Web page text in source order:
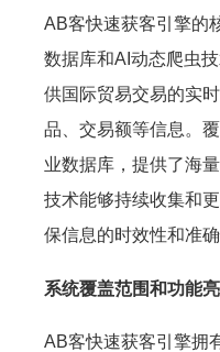
AB客快速获客引擎的
数据库和AI动态爬虫
供国际贸易交易的实
品、交易额等信息。
业数据库，提供了海
技术能够持续收集和
保信息的时效性和准确
系统覆盖范围和功能
AB客快速获客引擎拥